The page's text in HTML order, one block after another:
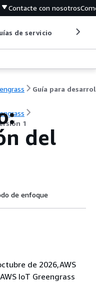
Contacte con nosotros
de servicio
1
del
de enfoque
de 2026,AWS
IoT Greengrass